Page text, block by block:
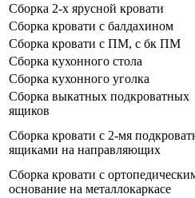
Сборка 2-х ярусной кровати
Сборка кровати с балдахином
Сборка кровати с ПМ, с бк ПМ
Сборка кухонного стола
Сборка кухонного уголка
Сборка выкатных подкроватных
ящиков
Сборка кровати с 2-мя
ящиками на направляющих
Сборка кровати с
основание на металлокаркасе